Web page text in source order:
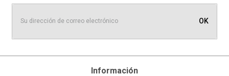
ENVIAR COMENTARIO OK
Información